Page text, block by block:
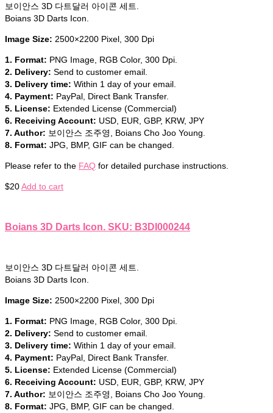
보이안스 3D 다트달러 아이콘 세트.
Boians 3D Darts Icon.
Image Size: 2500×2200 Pixel, 300 Dpi
1. Format: PNG Image, RGB Color, 300 Dpi.
2. Delivery: Send to customer email.
3. Delivery time: Within 1 day of your email.
4. Payment: PayPal, Direct Bank Transfer.
5. License: Extended License (Commercial)
6. Receiving Account: USD, EUR, GBP, KRW, JPY
7. Author: 보이안스 조주영, Boians Cho Joo Young.
8. Format: JPG, BMP, GIF can be changed.
Please refer to the FAQ for detailed purchase instructions.
$20Add to cart
Boians 3D Darts Icon. SKU: B3DI000244
보이안스 3D 다트달러 아이콘 세트.
Boians 3D Darts Icon.
Image Size: 2500×2200 Pixel, 300 Dpi
1. Format: PNG Image, RGB Color, 300 Dpi.
2. Delivery: Send to customer email.
3. Delivery time: Within 1 day of your email.
4. Payment: PayPal, Direct Bank Transfer.
5. License: Extended License (Commercial)
6. Receiving Account: USD, EUR, GBP, KRW, JPY
7. Author: 보이안스 조주영, Boians Cho Joo Young.
8. Format: JPG, BMP, GIF can be changed.